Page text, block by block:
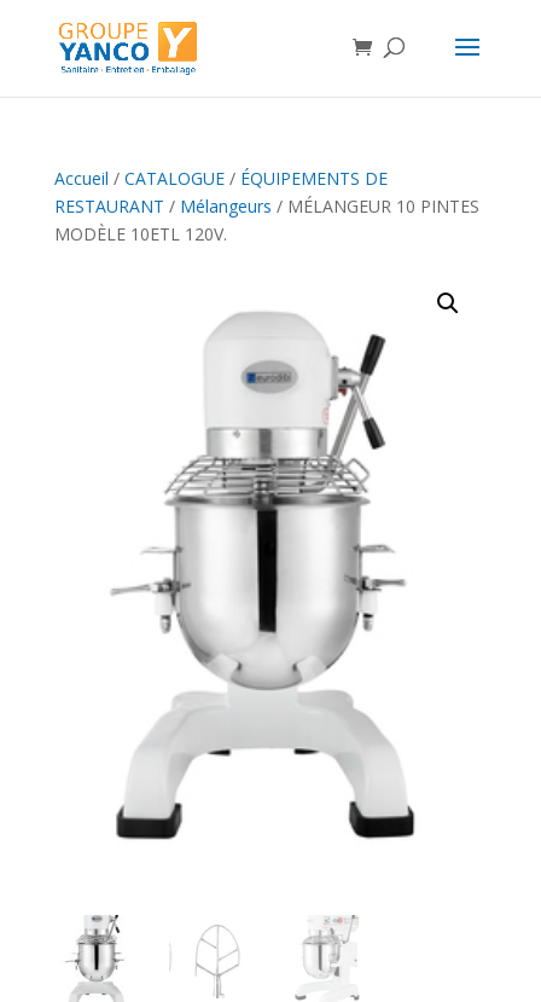
Accueil / CATALOGUE/ ÉQUIPEMENTS DE
RESTAURANT / Mélangeurs / MÉLANGEUR 10 PINTES
MODÈLE 10ETL 120V.